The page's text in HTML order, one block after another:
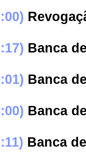
Banca
Banca
Banca
Banca